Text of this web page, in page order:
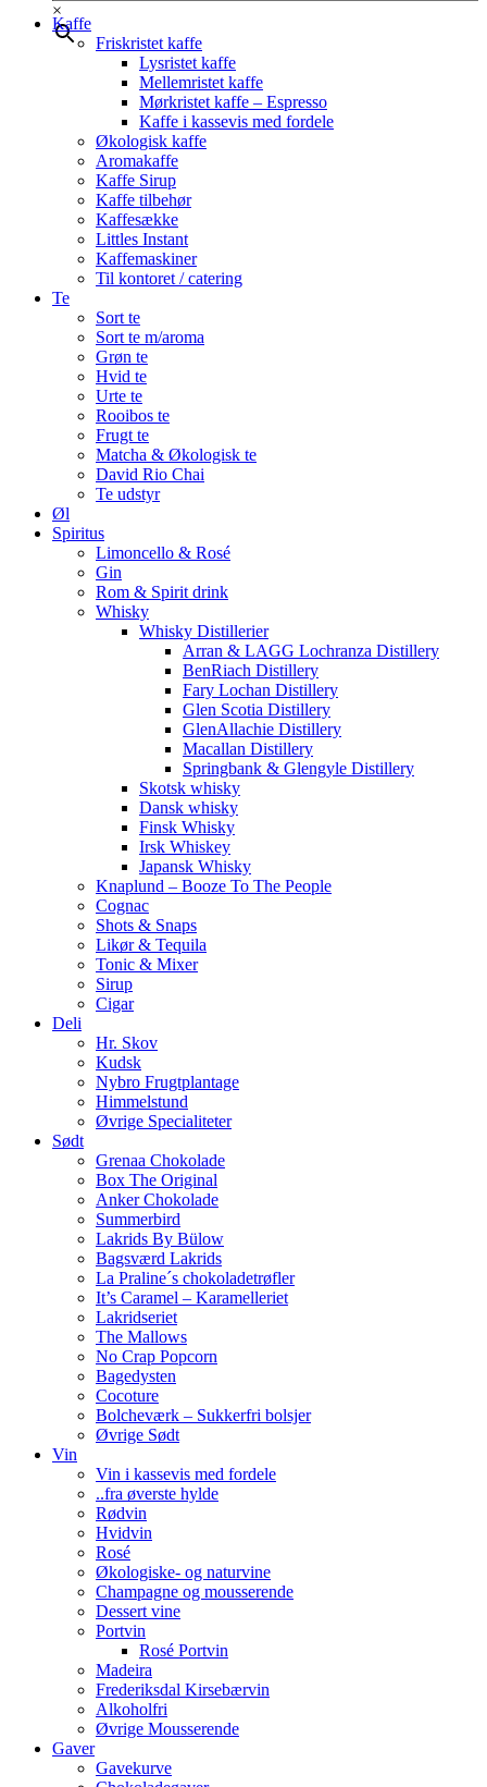
×
Kaffe
Friskristet kaffe
Lysristet kaffe
Mellemristet kaffe
Mørkristet kaffe – Espresso
Kaffe i kassevis med fordele
Økologisk kaffe
Aromakaffe
Kaffe Sirup
Kaffe tilbehør
Kaffesække
Littles Instant
Kaffemaskiner
Til kontoret / catering
Te
Sort te
Sort te m/aroma
Grøn te
Hvid te
Urte te
Rooibos te
Frugt te
Matcha & Økologisk te
David Rio Chai
Te udstyr
Øl
Spiritus
Limoncello & Rosé
Gin
Rom & Spirit drink
Whisky
Whisky Distillerier
Arran & LAGG Lochranza Distillery
BenRiach Distillery
Fary Lochan Distillery
Glen Scotia Distillery
GlenAllachie Distillery
Macallan Distillery
Springbank & Glengyle Distillery
Skotsk whisky
Dansk whisky
Finsk Whisky
Irsk Whiskey
Japansk Whisky
Knaplund – Booze To The People
Cognac
Shots & Snaps
Likør & Tequila
Tonic & Mixer
Sirup
Cigar
Deli
Hr. Skov
Kudsk
Nybro Frugtplantage
Himmelstund
Øvrige Specialiteter
Sødt
Grenaa Chokolade
Box The Original
Anker Chokolade
Summerbird
Lakrids By Bülow
Bagsværd Lakrids
La Praline´s chokoladetrøfler
It’s Caramel – Karamelleriet
Lakridseriet
The Mallows
No Crap Popcorn
Bagedysten
Cocoture
Bolcheværk – Sukkerfri bolsjer
Øvrige Sødt
Vin
Vin i kassevis med fordele
..fra øverste hylde
Rødvin
Hvidvin
Rosé
Økologiske- og naturvine
Champagne og mousserende
Dessert vine
Portvin
Rosé Portvin
Madeira
Frederiksdal Kirsebærvin
Alkoholfri
Øvrige Mousserende
Gaver
Gavekurve